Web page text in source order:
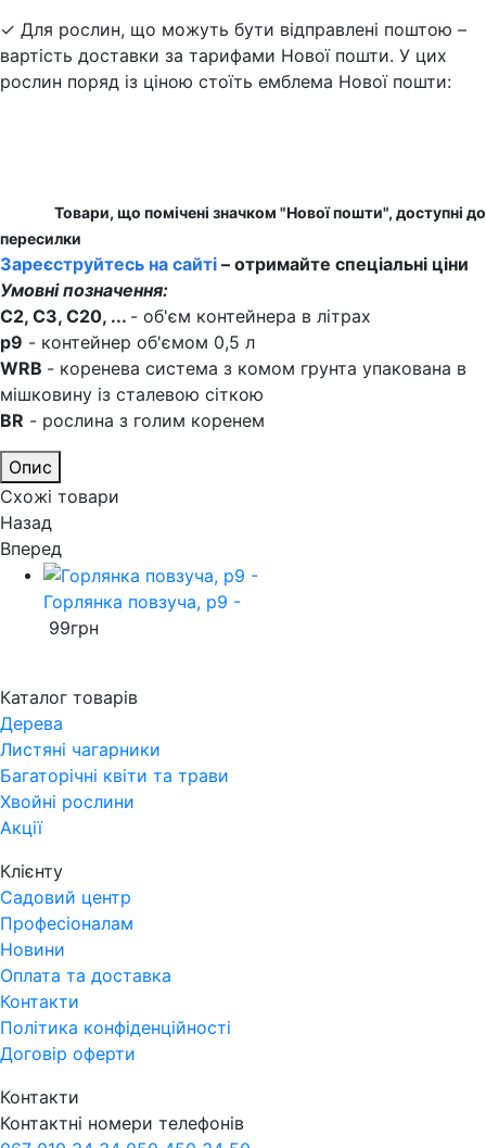
✓ Для рослин, що можуть бути відправлені поштою –
вартість доставки за тарифами Нової пошти. У цих
рослин поряд із ціною стоїть емблема Нової пошти:
Товари, що помічені значком "Нової пошти", доступні до
пересилки
Зареєструйтесь на сайті – отримайте спеціальні ціни
Умовні позначення:
C2, C3, C20, ... - об'єм контейнера в літрах
p9 - контейнер об'ємом 0,5 л
WRB - коренева система з комом грунта упакована в
мішковину із сталевою сіткою
BR - рослина з голим коренем
Опис
Схожі товари
Назад
Вперед
Горлянка повзуча, p9 -
99грн
Каталог товарів
Дерева
Листяні чагарники
Багаторічні квіти та трави
Хвойні рослини
Акції
Клієнту
Садовий центр
Професіоналам
Новини
Оплата та доставка
Контакти
Політика конфіденційності
Договір оферти
Контакти
Контактні номери телефонів